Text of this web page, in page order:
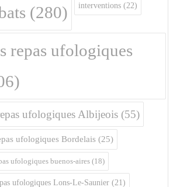
(280) interventions (22)
repas ufologiques
ufologiques Albijeois (55)
ufologiques Bordelais (25)
ufologiques buenos-aires(18)
ufologiques Lons-Le-Saunier (21)